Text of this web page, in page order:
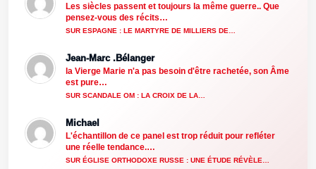
Les siècles passent et toujours la même guerre.. Que
pensez-vous des récits…
SUR ESPAGNE : LE MARTYRE DE MILLIERS DE…
Jean-Marc .Bélanger
la Vierge Marie n'a pas besoin d'être rachetée, son Âme
est pure…
SUR SCANDALE OM : LA CROIX DE LA…
Michael
L'échantillon de ce panel est trop réduit pour refléter
une réelle tendance.…
SUR ÉGLISE ORTHODOXE RUSSE : UNE ÉTUDE RÉVÈLE…